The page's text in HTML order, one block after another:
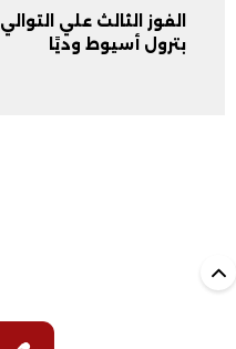
الفوز الثالث علي
بترول أسيوط وديًا